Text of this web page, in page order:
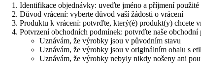
Identifikace objednávky: uveďte jméno a příjmení
Důvod vrácení: vyberte důvod vaší žádosti o vrácení
Produktu k vrácení: potvrďte, který(é) produkt(y) chcete
Potvrzení obchodních podmínek: potvrďte naše
Uznávám, že výrobky jsou v původním stavu
Uznávám, že výrobky jsou v originálním obalu s
Uznávám, že výrobky nebyly nikdy nošeny ani